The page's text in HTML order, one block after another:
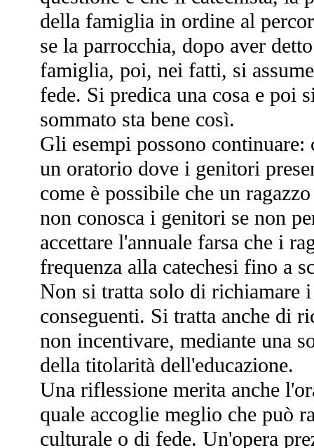
della famiglia in ordine al
se la parrocchia, dopo aver
famiglia, poi, nei fatti, si
fede. Si predica una cosa e poi
sommato sta bene così.
Gli esempi possono continuare:
un oratorio dove i genitori
come è possibile che un
non conosca i genitori se non
accettare l'annuale farsa che i
frequenza alla catechesi fino a
Non si tratta solo di richiamare
conseguenti. Si tratta anche di
non incentivare, mediante una
della titolarità dell'educazione.
Una riflessione merita anche
quale accoglie meglio che può
culturale o di fede. Un'opera